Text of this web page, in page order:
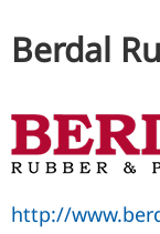
Berdal
http://